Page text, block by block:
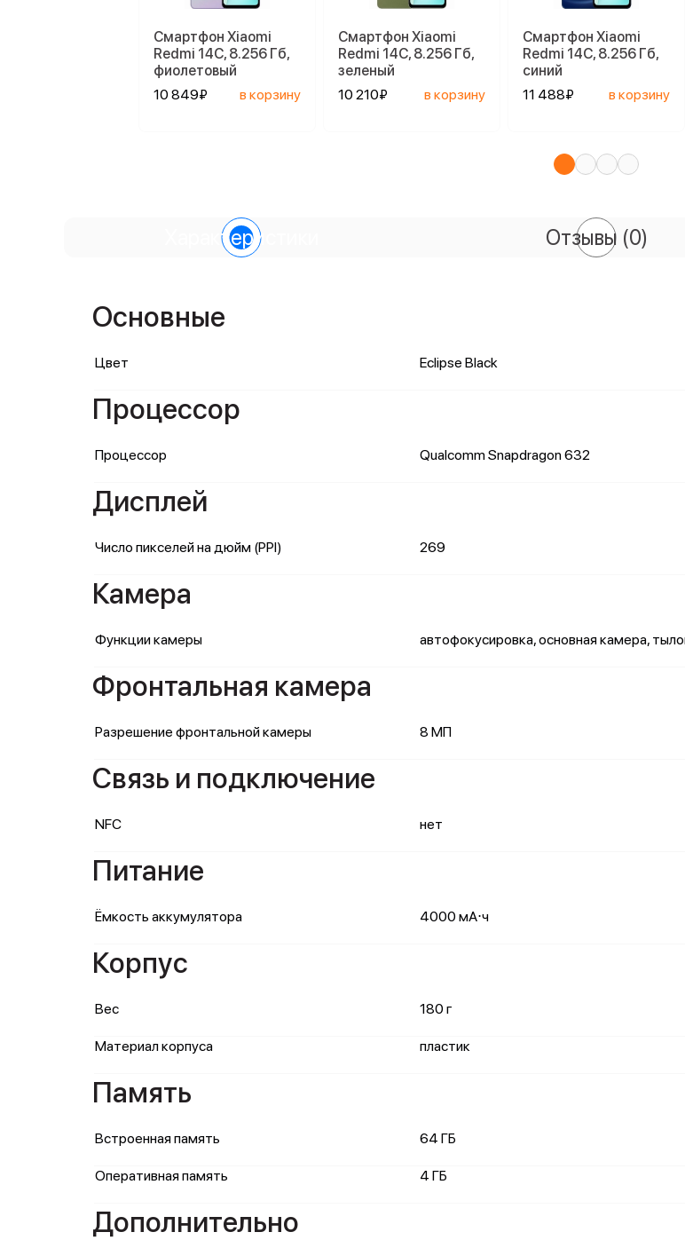
Смартфон Xiaomi
Redmi 14C, 8.256 Гб,
фиолетовый
10 849₽
в корзину
Смартфон Xiaomi
Redmi 14C, 8.256 Гб,
зеленый
10 210₽
в корзину
Смартфон Xiaomi
Redmi 14C, 8.256 Гб,
синий
11 488₽
в корзину
Характеристики Отзывы (0)
Основные
Цвет Eclipse Black
Процессор
Процессор Qualcomm Snapdragon 632
Дисплей
Число пикселей на дюйм (PPI) 269
Камера
Функции камеры автофокусировка, основная камера,
Фронтальная камера
Разрешение фронтальной камеры 8 МП
Связь и подключение
NFC нет
Питание
Ёмкость аккумулятора 4000 мА⋅ч
Корпус
Вес 180 г
Материал корпуса пластик
Память
Встроенная память 64 ГБ
Оперативная память 4 ГБ
Дополнительно